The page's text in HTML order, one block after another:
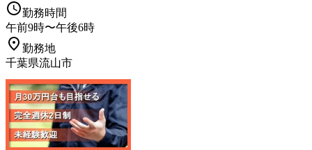
勤務時間
午前9時〜午後6時
勤務地
千葉県流山市